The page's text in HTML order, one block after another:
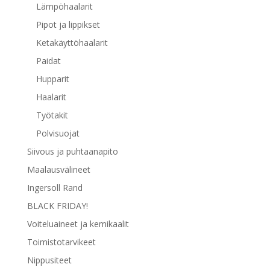
Lämpöhaalarit
Pipot ja lippikset
Ketakäyttöhaalarit
Paidat
Hupparit
Haalarit
Työtakit
Polvisuojat
Siivous ja puhtaanapito
Maalausvälineet
Ingersoll Rand
BLACK FRIDAY!
Voiteluaineet ja kemikaalit
Toimistotarvikeet
Nippusiteet